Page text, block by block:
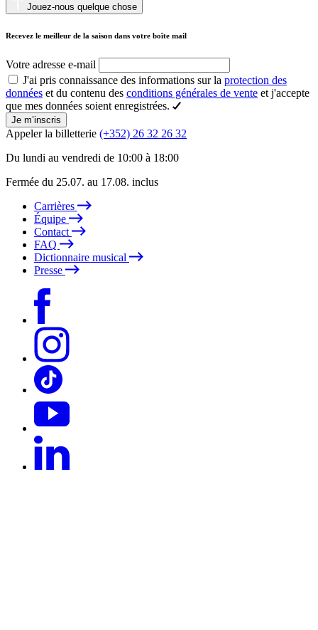
Jouez-nous quelque chose
Recevez le meilleur de la saison dans votre boîte mail
Votre adresse e-mail
J'ai pris connaissance des informations sur la protection des
données et du contenu des conditions générales de vente et j'accepte
que mes données soient enregistrées.
Je m’inscris
Appeler la billetterie (+352) 26 32 26 32
Du lundi au vendredi de 10:00 à 18:00
Fermée du 25.07. au 17.08. inclus
Carrières
Équipe
Contact
FAQ
Dictionnaire musical
Presse